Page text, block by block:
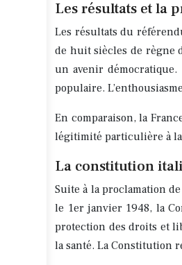
Les résultats et la
Les résultats du
de huit siècles de règne
un avenir
populaire.
En comparaison, la
légitimité particulière à
La constitution
Suite à la proclamation
le 1er janvier 1948, la
protection des droits et
la santé. La Constitution